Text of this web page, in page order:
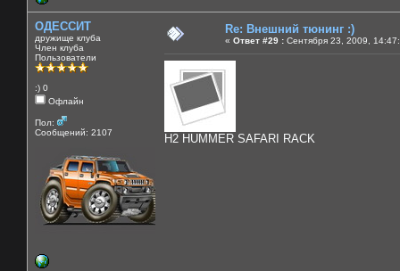
ОДЕССИТ
дружище клуба
Член клуба
Пользователи
:) 0
Офлайн
Пол:
Сообщений: 2107
Re: Внешний тюнинг :)
« Ответ #29 : Сентября 23, 2009,
H2 HUMMER SAFARI RACK